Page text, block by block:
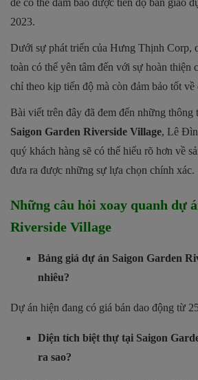
2023.
Dưới sự phát triển của Hưng Thịnh Corp,
toàn có thể yên tâm đến với sự hoàn thiện
chỉ theo kịp tiến độ mà còn đảm bảo tốt về
Bài viết trên đây đã đem đến những thông
Saigon Garden Riverside Village, Lê
quý khách hàng sẽ có thể hiểu rõ hơn về
đưa ra được những sự lựa chọn chính xác.
Những câu hỏi xoay quanh dự
Riverside Village
Bảng giá dự án Saigon Garden
nhiêu?
Dự án hiện đang có giá bán dao động từ
Diện tích biệt thự tại Saigon
ra sao?